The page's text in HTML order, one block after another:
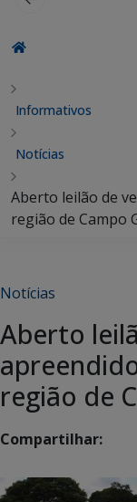
Informativos
Notícias
Aberto leilão de
região de Campo
Notícias
Aberto
região de
Compartilhar: